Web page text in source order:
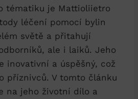
tématiku je Mattioliietro
léčení pomocí bylin
světě a přitahují
ale i laiků. Jeho
inovativní a úspěšný, což
příznivců. V tomto článku
na jeho životní dílo a